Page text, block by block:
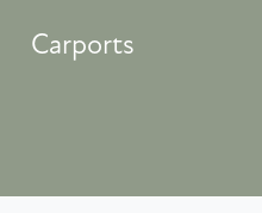
Carports